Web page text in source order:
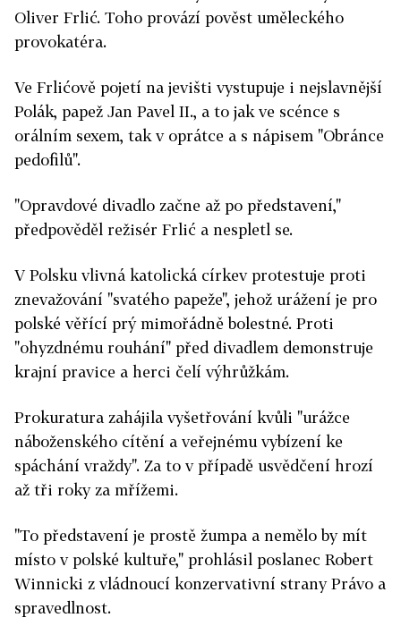
Oliver Frlić. Toho provází pověst uměleckého
provokatéra.
Ve Frlićově pojetí na jevišti vystupuje i nejslavnější
Polák, papež Jan Pavel II., a to jak ve scénce s
orálním sexem, tak v oprátce a s nápisem "Obránce
pedofilů".
"Opravdové divadlo začne až po představení,"
předpověděl režisér Frlić a nespletl se.
V Polsku vlivná katolická církev protestuje proti
znevažování "svatého papeže", jehož urážení je pro
polské věřící prý mimořádně bolestné. Proti
"ohyzdnému rouhání" před divadlem demonstruje
krajní pravice a herci čelí výhrůžkám.
Prokuratura zahájila vyšetřování kvůli "urážce
náboženského cítění a veřejnému vybízení ke
spáchání vraždy". Za to v případě usvědčení hrozí
až tři roky za mřížemi.
"To představení je prostě žumpa a nemělo by mít
místo v polské kultuře," prohlásil poslanec Robert
Winnicki z vládnoucí konzervativní strany Právo a
spravedlnost.